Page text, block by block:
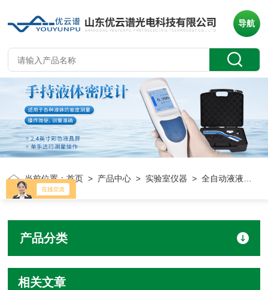
导航
当前位置：首页 > 产品中心 > 实验室仪器 > 全自动液液萃取仪
产品分类
相关文章